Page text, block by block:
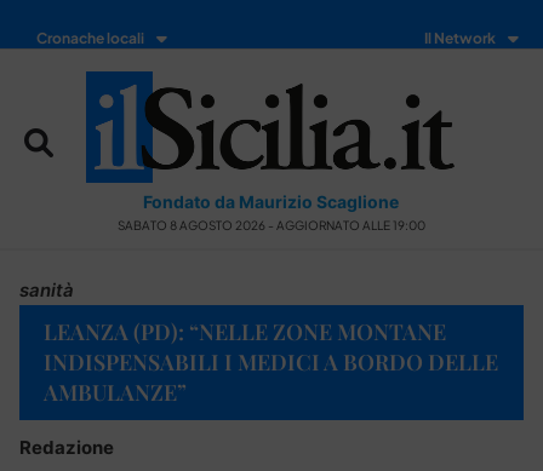
Cronache locali Il Network
Fondato da Maurizio Scaglione
SABATO 8 AGOSTO 2026 - AGGIORNATO ALLE 19:00
sanità
LEANZA (PD): “NELLE ZONE MONTANE
INDISPENSABILI I MEDICI A BORDO DELLE
AMBULANZE”
Redazione